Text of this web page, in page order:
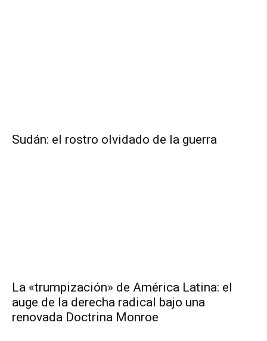
Sudán: el rostro olvidado de la guerra
La «trumpización» de América Latina: el
auge de la derecha radical bajo una
renovada Doctrina Monroe